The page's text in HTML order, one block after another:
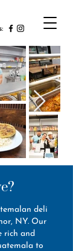
deli
NY. Our
rich and
to